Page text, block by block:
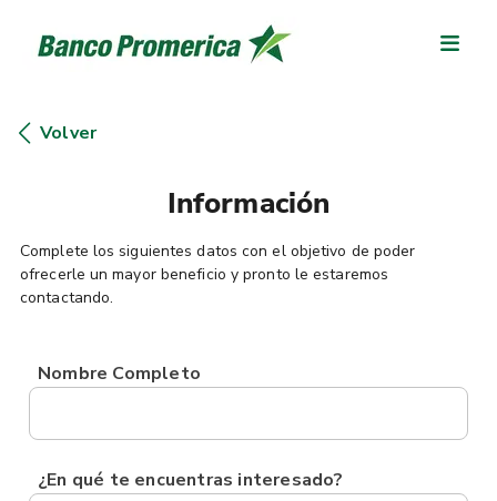
Volver
Información
Complete los siguientes datos con el objetivo de poder
ofrecerle un mayor beneficio y pronto le estaremos
contactando.
Nombre Completo
¿En qué te encuentras interesado?